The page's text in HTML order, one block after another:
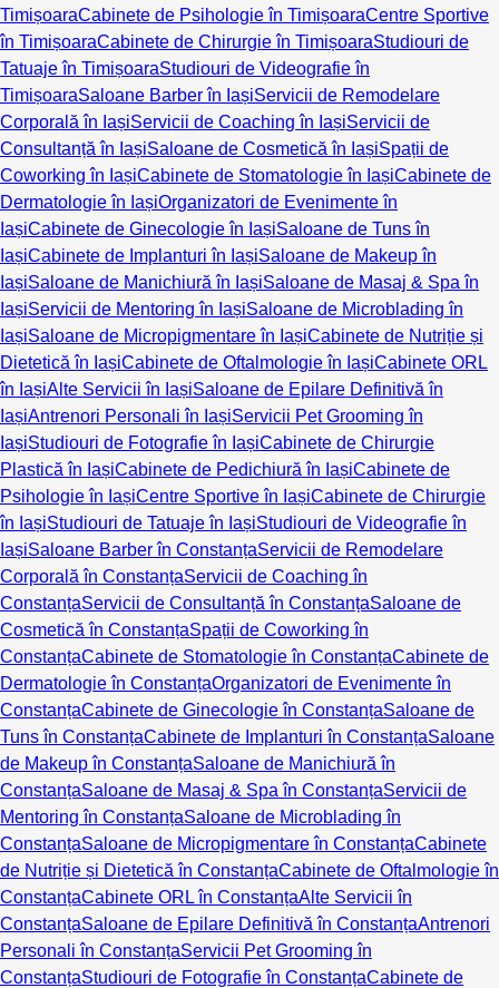
TimișoaraCabinete de Psihologie în TimișoaraCentre Sportive
în TimișoaraCabinete de Chirurgie în TimișoaraStudiouri de
Tatuaje în TimișoaraStudiouri de Videografie în
TimișoaraSaloane Barber în IașiServicii de Remodelare
Corporală în IașiServicii de Coaching în IașiServicii de
Consultanță în IașiSaloane de Cosmetică în IașiSpații de
Coworking în IașiCabinete de Stomatologie în IașiCabinete de
Dermatologie în IașiOrganizatori de Evenimente în
IașiCabinete de Ginecologie în IașiSaloane de Tuns în
IașiCabinete de Implanturi în IașiSaloane de Makeup în
IașiSaloane de Manichiură în IașiSaloane de Masaj & Spa în
IașiServicii de Mentoring în IașiSaloane de Microblading în
IașiSaloane de Micropigmentare în IașiCabinete de Nutriție și
Dietetică în IașiCabinete de Oftalmologie în IașiCabinete ORL
în IașiAlte Servicii în IașiSaloane de Epilare Definitivă în
IașiAntrenori Personali în IașiServicii Pet Grooming în
IașiStudiouri de Fotografie în IașiCabinete de Chirurgie
Plastică în IașiCabinete de Pedichiură în IașiCabinete de
Psihologie în IașiCentre Sportive în IașiCabinete de Chirurgie
în IașiStudiouri de Tatuaje în IașiStudiouri de Videografie în
IașiSaloane Barber în ConstanțaServicii de Remodelare
Corporală în ConstanțaServicii de Coaching în
ConstanțaServicii de Consultanță în ConstanțaSaloane de
Cosmetică în ConstanțaSpații de Coworking în
ConstanțaCabinete de Stomatologie în ConstanțaCabinete de
Dermatologie în ConstanțaOrganizatori de Evenimente în
ConstanțaCabinete de Ginecologie în ConstanțaSaloane de
Tuns în ConstanțaCabinete de Implanturi în ConstanțaSaloane
de Makeup în ConstanțaSaloane de Manichiură în
ConstanțaSaloane de Masaj & Spa în ConstanțaServicii de
Mentoring în ConstanțaSaloane de Microblading în
ConstanțaSaloane de Micropigmentare în ConstanțaCabinete
de Nutriție și Dietetică în ConstanțaCabinete de Oftalmologie în
ConstanțaCabinete ORL în ConstanțaAlte Servicii în
ConstanțaSaloane de Epilare Definitivă în ConstanțaAntrenori
Personali în ConstanțaServicii Pet Grooming în
ConstanțaStudiouri de Fotografie în ConstanțaCabinete de